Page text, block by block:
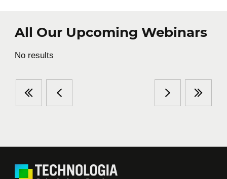
Manufacturing and industry
All Our Upcoming Webinars
No results